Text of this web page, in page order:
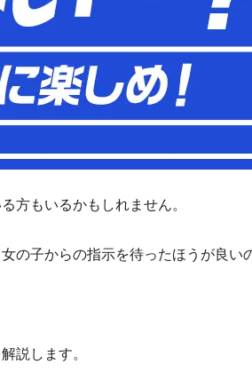
方もいるかもしれません。
の子からの指示を待ったほうが良い
説します。